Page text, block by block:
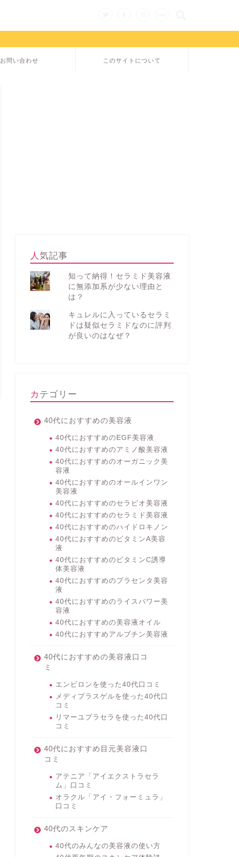
お問い合わせ このサイトについて
人気記事
知って納得！セラミド美容液
に無添加系が少ない理由と
は？
キュレルに入っているセラミ
ドは疑似セラミドなのに評判
が良いのはなぜ？
カテゴリー
40代におすすめの美容液
40代におすすめのEGF美容液
40代におすすめのアミノ酸美容液
40代におすすめのオーガニック美
容液
40代におすすめのオールインワン
美容液
40代におすすめのセラビオ美容液
40代におすすめのセラミド美容液
40代におすすめのハイドロキノン
40代におすすめのビタミンA美容
液
40代におすすめのビタミンC誘導
体美容液
40代におすすめのプラセンタ美容
液
40代におすすめのライスパワー美
容液
40代におすすめの美容液オイル
40代におすすめアルブチン美容液
40代におすすめの美容液口コ
ミ
エンビロンを使った40代口コミ
メディプラスゲルを使った40代口
コミ
リマーユプラセラを使った40代口
コミ
40代におすすめ目元美容液口
コミ
アテニア「アイエクストラセラ
ム」口コミ
オラクル「アイ・フォーミュラ」
口コミ
40代のスキンケア
40代のみんなの美容液の使い方